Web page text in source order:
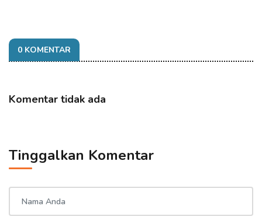
0 KOMENTAR
Komentar tidak ada
Tinggalkan Komentar